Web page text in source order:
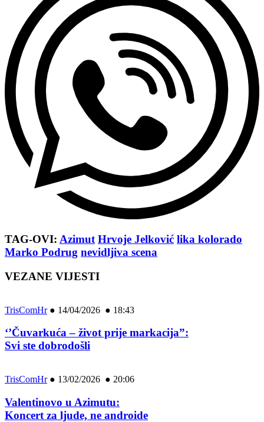
TAG-OVI: Azimut Hrvoje Jelković lika kolorado
Marko Podrug nevidljiva scena
VEZANE VIJESTI
TrisComHr● 14/04/2026 ● 18:43
‘’Čuvarkuća – život prije markacija”:
Svi ste dobrodošli
TrisComHr● 13/02/2026 ● 20:06
Valentinovo u Azimutu:
Koncert za ljude, ne androide